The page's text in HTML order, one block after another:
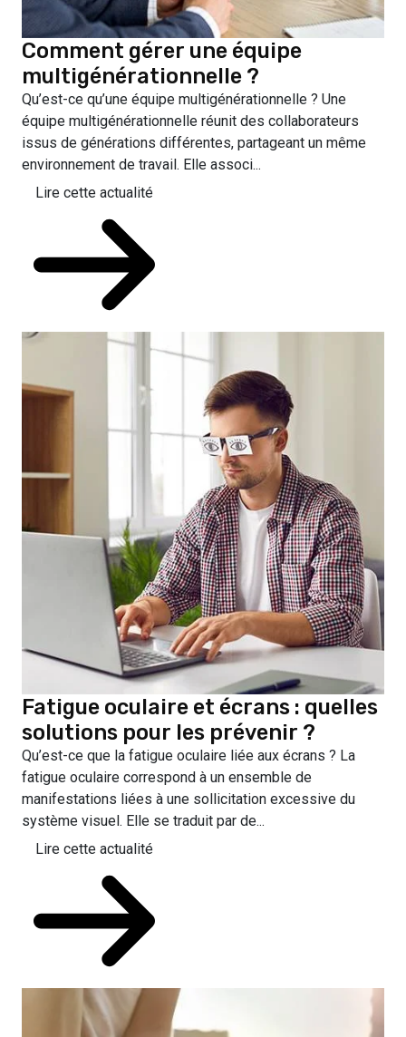
Comment gérer une équipe
multigénérationnelle ?
Qu’est-ce qu’une équipe multigénérationnelle ? Une
équipe multigénérationnelle réunit des collaborateurs
issus de générations différentes, partageant un même
environnement de travail. Elle associ...
Lire cette actualité
Fatigue oculaire et écrans : quelles
solutions pour les prévenir ?
Qu’est-ce que la fatigue oculaire liée aux écrans ? La
fatigue oculaire correspond à un ensemble de
manifestations liées à une sollicitation excessive du
système visuel. Elle se traduit par de...
Lire cette actualité